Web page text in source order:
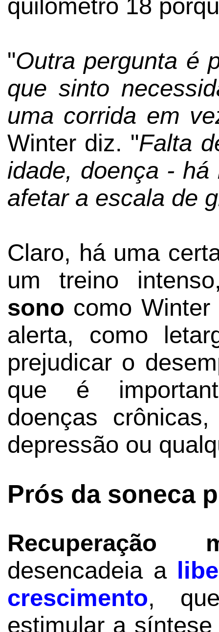
quilômetro 18
"Outra pergunta é
que sinto
uma corrida em
Winter diz. "Falta
idade, doença -
afetar a escala de
Claro, há uma
um treino
sono como
alerta, como
prejudicar o
que é
doenças
depressão ou
Prós da soneca
Recuperação
desencadeia a
crescimento,
estimular a